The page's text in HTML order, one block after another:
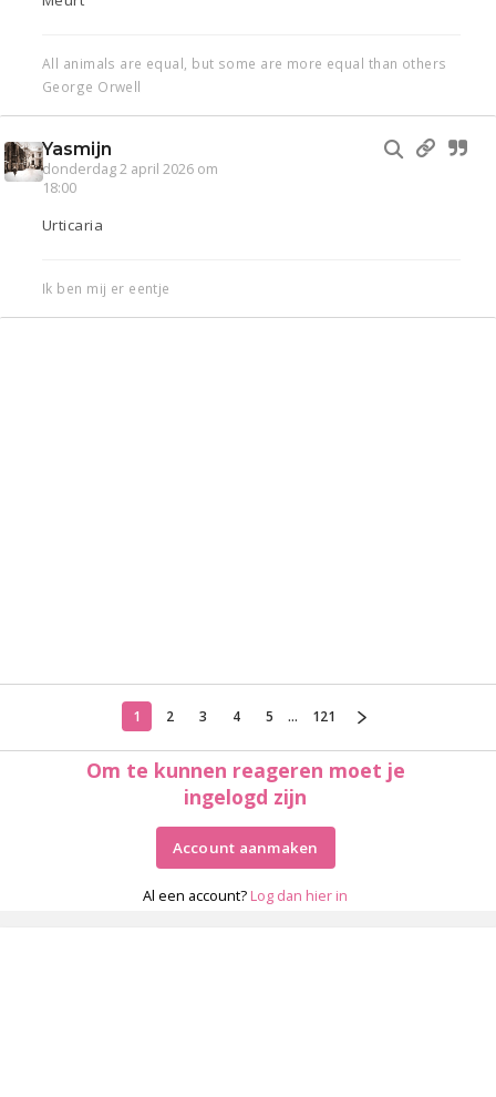
All animals are equal, but some are more equal than others
George Orwell
Yasmijn
donderdag 2 april 2026 om
18:00
Urticaria
Ik ben mij er eentje
1 2 3 4 5 ... 121
Om te kunnen reageren moet je
ingelogd zijn
Account aanmaken
Al een account? Log dan hier in